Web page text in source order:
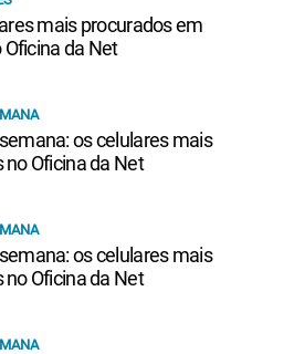
mais procurados em
Oficina da Net
os celulares mais
no Oficina da Net
os celulares mais
no Oficina da Net